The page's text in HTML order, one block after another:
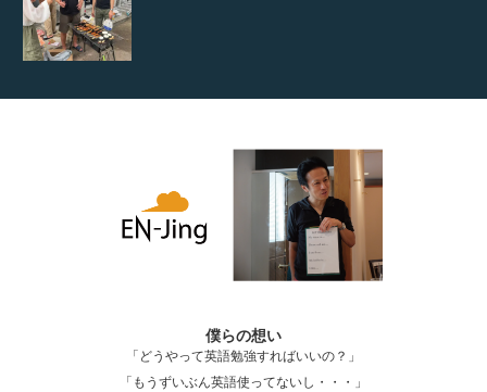
国際交流シェアハウスBorderlessでウェルカ
ムパーティ…
国際交流シェアハウスBorderlessで朝食会
&…
僕らの想い
「どうやって英語勉強すればいいの？」
「もうずいぶん英語使ってないし・・・」